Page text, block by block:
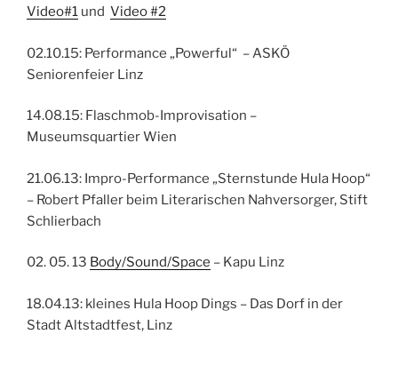
Video#1 und Video #2
02.10.15: Performance „Powerful“ – ASKÖ
Seniorenfeier Linz
14.08.15: Flaschmob-Improvisation –
Museumsquartier Wien
21.06.13: Impro-Performance „Sternstunde Hula Hoop“
– Robert Pfaller beim Literarischen Nahversorger, Stift
Schlierbach
02. 05. 13 Body/Sound/Space – Kapu Linz
18.04.13: kleines Hula Hoop Dings – Das Dorf in der
Stadt Altstadtfest, Linz